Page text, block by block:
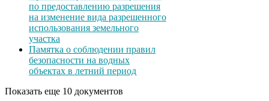
по предоставлению разрешения
на изменение вида разрешенного
использования земельного
участка
Памятка о соблюдении правил
безопасности на водных
объектах в летний период
Показать еще 10 документов